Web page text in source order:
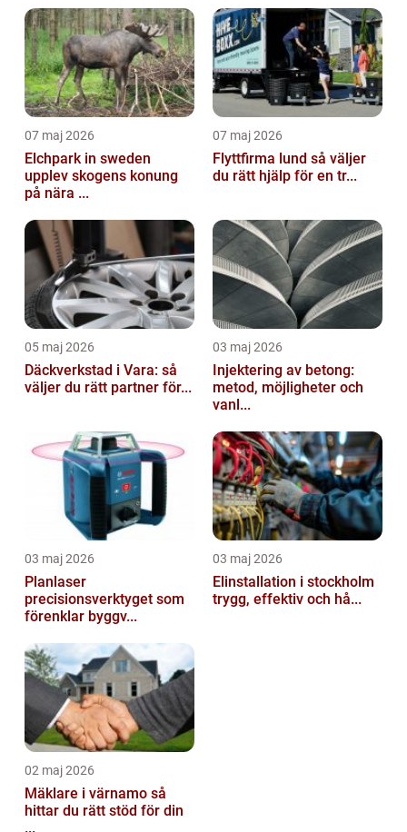
07 maj 2026
Elchpark in sweden
upplev skogens konung
på nära ...
07 maj 2026
Flyttfirma lund så väljer
du rätt hjälp för en tr...
05 maj 2026
Däckverkstad i Vara: så
väljer du rätt partner för...
03 maj 2026
Injektering av betong:
metod, möjligheter och
vanl...
03 maj 2026
Planlaser
precisionsverktyget som
förenklar byggv...
03 maj 2026
Elinstallation i stockholm
trygg, effektiv och hå...
02 maj 2026
Mäklare i värnamo så
hittar du rätt stöd för din
...